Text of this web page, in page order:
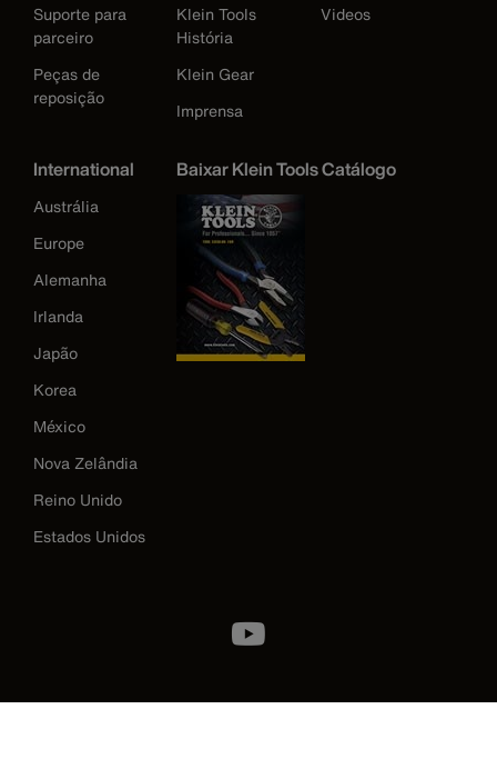
Suporte para
parceiro
Peças de
reposição
Klein Tools
História
Klein Gear
Imprensa
Videos
International
Austrália
Europe
Alemanha
Irlanda
Japão
Korea
México
Nova Zelândia
Reino Unido
Estados Unidos
Baixar Klein Tools Catálogo